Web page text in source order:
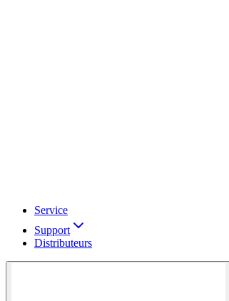
Service
Support
Distributeurs